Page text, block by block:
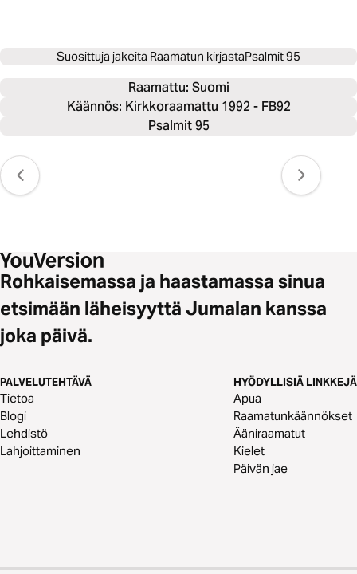
Suosittuja jakeita Raamatun kirjastaPsalmit 95
Raamattu: Suomi
Käännös: Kirkkoraamattu 1992 - FB92
Psalmit 95
Rohkaisemassa ja haastamassa sinua
etsimään läheisyyttä Jumalan kanssa
joka päivä.
PALVELUTEHTÄVÄ
Tietoa
Blogi
Lehdistö
Lahjoittaminen
HYÖDYLLISIÄ LINKKEJÄ
Apua
Raamatunkäännökset
Ääniraamatut
Kielet
Päivän jae